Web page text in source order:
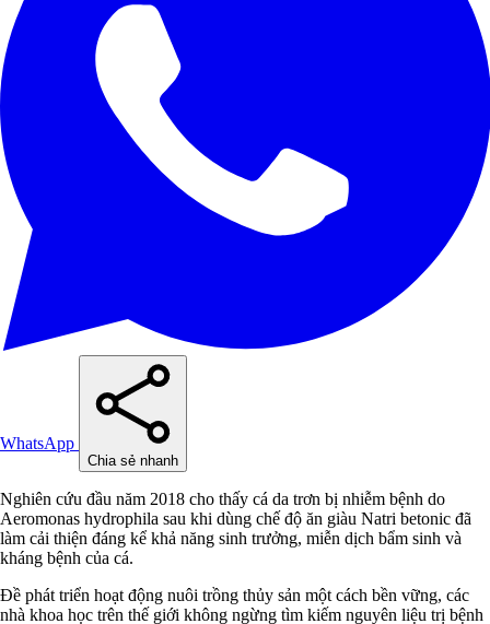
WhatsApp
Chia sẻ nhanh
Nghiên cứu đầu năm 2018 cho thấy cá da trơn bị nhiễm bệnh do
Aeromonas hydrophila sau khi dùng chế độ ăn giàu Natri betonic đã
làm cải thiện đáng kể khả năng sinh trưởng, miễn dịch bẩm sinh và
kháng bệnh của cá.
Đề phát triển hoạt động nuôi trồng thủy sản một cách bền vững, các
nhà khoa học trên thế giới không ngừng tìm kiếm nguyên liệu trị bệnh